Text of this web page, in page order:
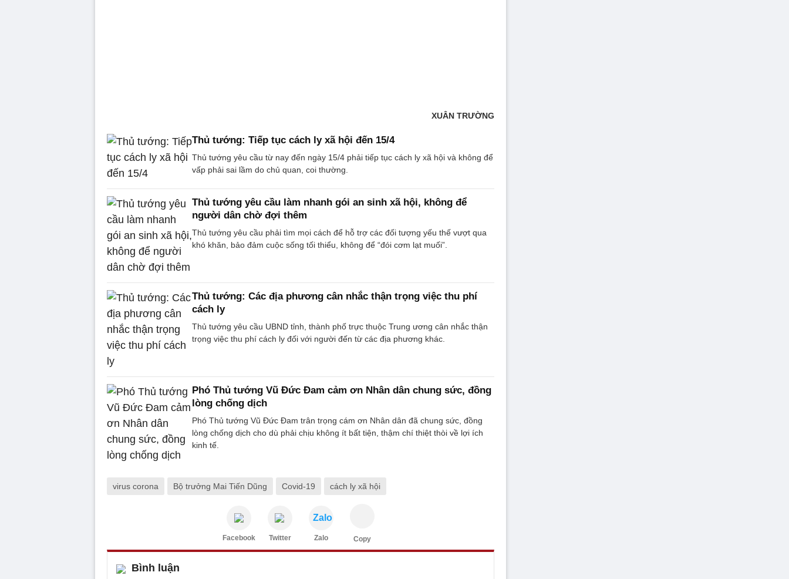
XUÂN TRƯỜNG
Thủ tướng: Tiếp tục cách ly xã hội đến 15/4
Thủ tướng yêu cầu từ nay đến ngày 15/4 phải tiếp tục cách ly xã hội và không để
vấp phải sai lầm do chủ quan, coi thường.
Thủ tướng yêu cầu làm nhanh gói an sinh xã hội, không để
người dân chờ đợi thêm
Thủ tướng yêu cầu phải tìm mọi cách để hỗ trợ các đối tượng yếu thế vượt qua
khó khăn, bảo đảm cuộc sống tối thiểu, không để “đói cơm lạt muối”.
Thủ tướng: Các địa phương cân nhắc thận trọng việc thu phí
cách ly
Thủ tướng yêu cầu UBND tỉnh, thành phố trực thuộc Trung ương cân nhắc thận
trọng việc thu phí cách ly đối với người đến từ các địa phương khác.
Phó Thủ tướng Vũ Đức Đam cảm ơn Nhân dân chung sức, đồng
lòng chống dịch
Phó Thủ tướng Vũ Đức Đam trân trọng cám ơn Nhân dân đã chung sức, đồng
lòng chống dịch cho dù phải chịu không ít bất tiện, thậm chí thiệt thòi về lợi ích
kinh tế.
virus corona Bộ trưởng Mai Tiến Dũng Covid-19 cách ly xã hội
Facebook Twitter
Zalo
Zalo Copy
Bình luận